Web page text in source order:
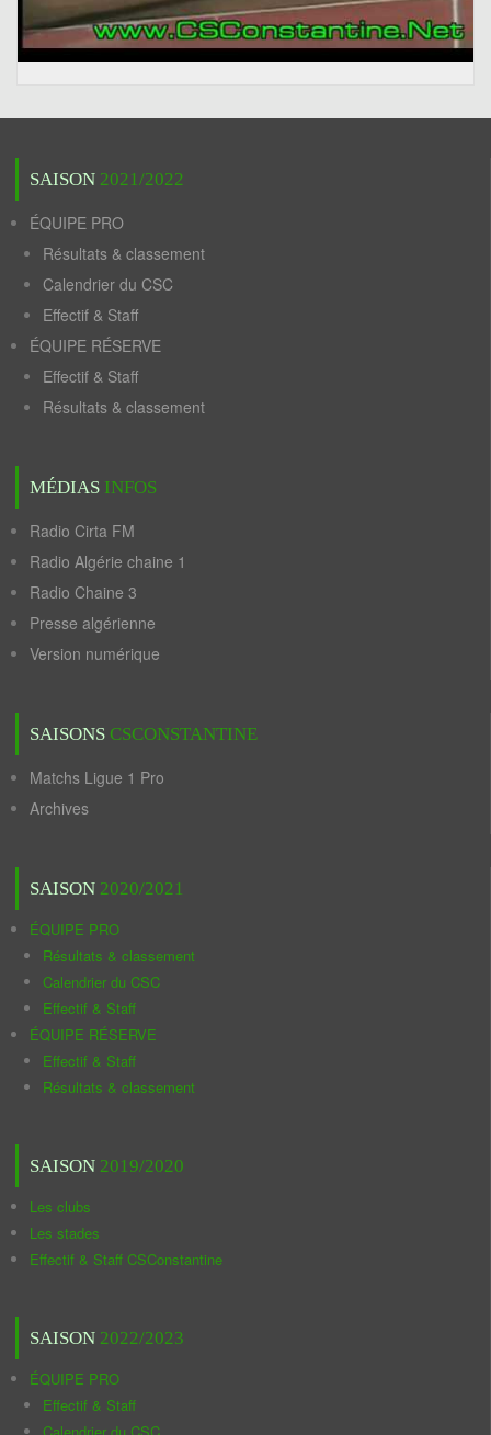
SAISON 2021/2022
ÉQUIPE PRO
Résultats & classement
Calendrier du CSC
Effectif & Staff
ÉQUIPE RÉSERVE
Effectif & Staff
Résultats & classement
MÉDIAS INFOS
Radio Cirta FM
Radio Algérie chaine 1
Radio Chaine 3
Presse algérienne
Version numérique
SAISONS CSCONSTANTINE
Matchs Ligue 1 Pro
Archives
SAISON 2020/2021
ÉQUIPE PRO
Résultats & classement
Calendrier du CSC
Effectif & Staff
ÉQUIPE RÉSERVE
Effectif & Staff
Résultats & classement
SAISON 2019/2020
Les clubs
Les stades
Effectif & Staff CSConstantine
SAISON 2022/2023
ÉQUIPE PRO
Effectif & Staff